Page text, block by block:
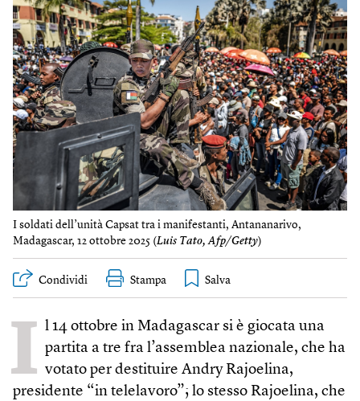
I soldati dell’unità Capsat tra i manifestanti, Antananarivo,
Madagascar, 12 ottobre 2025 (Luis Tato, Afp/Getty)
Condividi Stampa
I l 14 ottobre in Madagascar si è giocata una
partita a tre fra l’assemblea nazionale, che ha
votato per destituire An­dry Rajoelina,
presidente “in telelavoro”; lo stesso Rajoelina, che